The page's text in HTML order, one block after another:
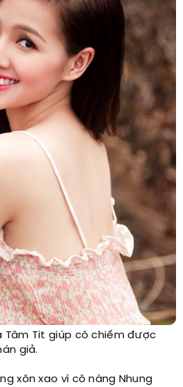
Tâm Tit giúp cô chiếm được
giả.
xôn xao vì cô nàng Nhung